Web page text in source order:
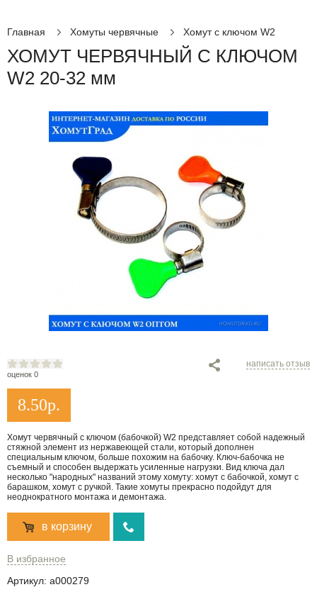
Главная Хомуты червячные Хомут с ключом W2
ХОМУТ ЧЕРВЯЧНЫЙ С КЛЮЧОМ
W2 20-32 мм
оценок 0
написать отзыв
8.50р.
Хомут червячный с ключом (бабочкой) W2 представляет собой надежный
стяжной элемент из нержавеющей стали, который дополнен
специальным ключом, больше похожим на бабочку. Ключ-бабочка не
съемный и способен выдержать усиленные нагрузки. Вид ключа дал
несколько "народных" названий этому хомуту: хомут с бабочкой, хомут с
барашком, хомут с ручкой. Такие хомуты прекрасно подойдут для
неоднократного монтажа и демонтажа.
в корзину
В избранное
Артикул: a000279